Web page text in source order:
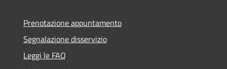
Prenotazione appuntamento
Segnalazione disservizio
Leggi le FAQ